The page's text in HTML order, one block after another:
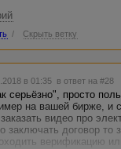
/ Скрыть ветку
в 01:35 в ответ на #28
серьёзно", просто
на вашей бирже, и
видео про
заключать договор
верификацию